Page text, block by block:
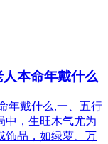
本命年戴什么
年戴什么,一、五行
中，生旺木气尤为
饰品，如绿萝、万